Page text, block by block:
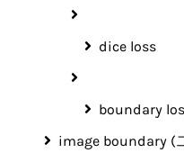
dice loss
boundary
image boundary (